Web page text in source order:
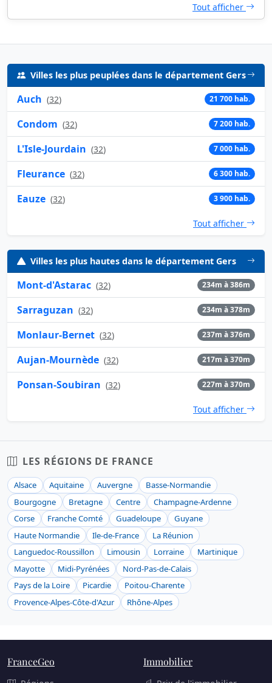
Tout afficher
Villes les plus peuplées dans le département Gers
Auch (32) 21 700 hab.
Condom (32) 7 200 hab.
L'Isle-Jourdain (32) 7 000 hab.
Fleurance (32) 6 300 hab.
Eauze (32) 3 900 hab.
Tout afficher
Villes les plus hautes dans le département Gers
Mont-d'Astarac (32) 234m à 386m
Sarraguzan (32) 234m à 378m
Monlaur-Bernet (32) 237m à 376m
Aujan-Mournède (32) 217m à 370m
Ponsan-Soubiran (32) 227m à 370m
Tout afficher
LES RÉGIONS DE FRANCE
Alsace Aquitaine Auvergne
Basse-Normandie
Bourgogne
Bretagne Centre
Champagne-Ardenne
Corse
Franche Comté Guadeloupe
Guyane
Haute Normandie
Ile-de-France
La Réunion
Languedoc-Roussillon
Limousin Lorraine
Martinique
Mayotte
Midi-Pyrénées
Nord-Pas-de-Calais
Pays de la Loire
Picardie
Poitou-Charente
Provence-Alpes-Côte-d'Azur
Rhône-Alpes
FranceGeo Immobilier